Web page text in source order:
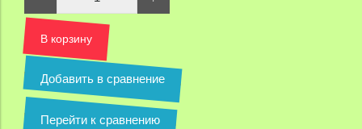
В корзину
Добавить в сравнение
Перейти к сравнению